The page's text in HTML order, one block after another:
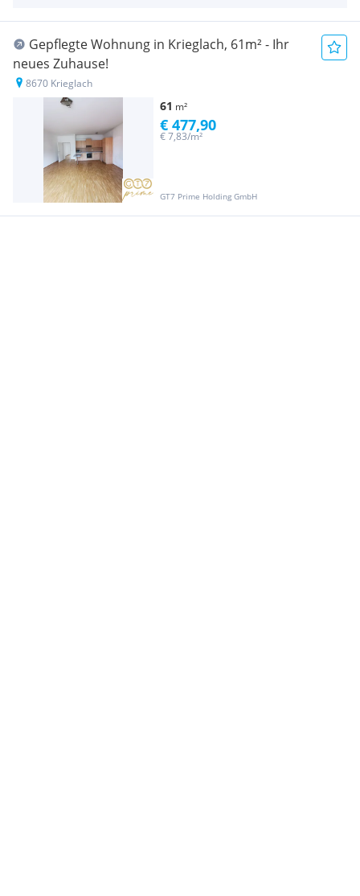
Gepflegte Wohnung in Krieglach, 61m² - Ihr
neues Zuhause!
8670 Krieglach
61 m²
GT7 Prime Holding GmbH
€ 7,83/m²
€ 477,90